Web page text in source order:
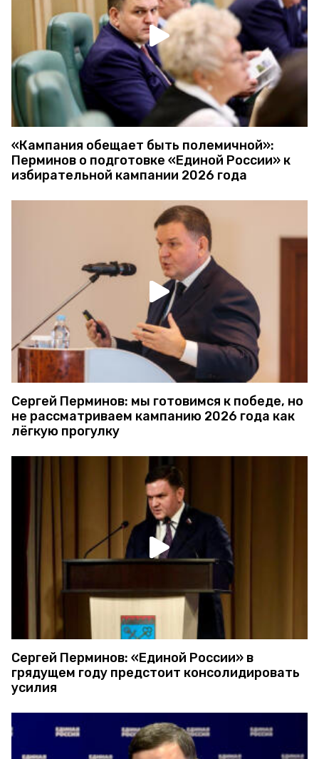
«Кампания обещает быть полемичной»:
Перминов о подготовке «Единой России» к
избирательной кампании 2026 года
Сергей Перминов: мы готовимся к победе, но
не рассматриваем кампанию 2026 года как
лёгкую прогулку
Сергей Перминов: «Единой России» в
грядущем году предстоит консолидировать
усилия